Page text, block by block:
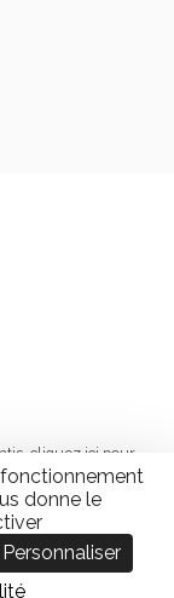
cliquez ici pour
donne le
Personnaliser